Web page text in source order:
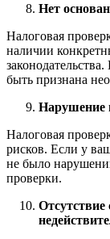
Нет
Налоговая
наличии
быть признана
Нарушение
Налоговая
рисков. Если у
не было
проверки.
Отсутствие